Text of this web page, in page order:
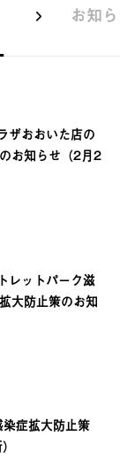
お知
ザおおいた店の
お知らせ（2月2
レットパーク滋
大防止策のお知
症拡大防止策